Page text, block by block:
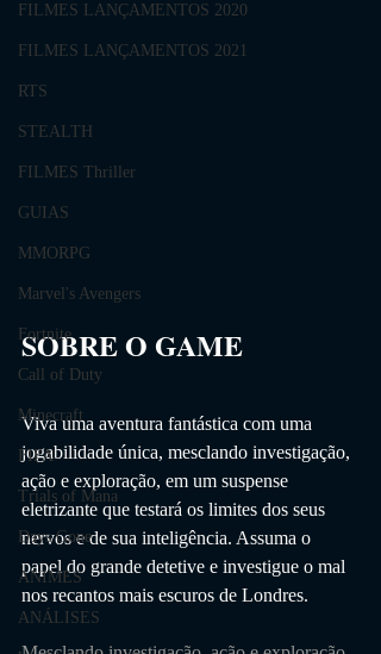
FILMES LANÇAMENTOS 2020
FILMES LANÇAMENTOS 2021
RTS
STEALTH
FILMES Thriller
GUIAS
MMORPG
Marvel's Avengers
Fortnite
Call of Duty
Minecraft
FIFA
Trials of Mana
Days Gone
ANIMES
ANÁLISES
SOBRE O GAME
Viva uma aventura fantástica com uma
jogabilidade única, mesclando investigação,
ação e exploração, em um suspense
eletrizante que testará os limites dos seus
nervos e de sua inteligência. Assuma o
papel do grande detetive e investigue o mal
nos recantos mais escuros de Londres.